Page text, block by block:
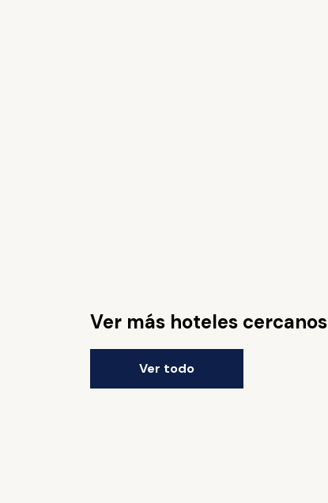
Ver más hoteles cercanos
Ver todo